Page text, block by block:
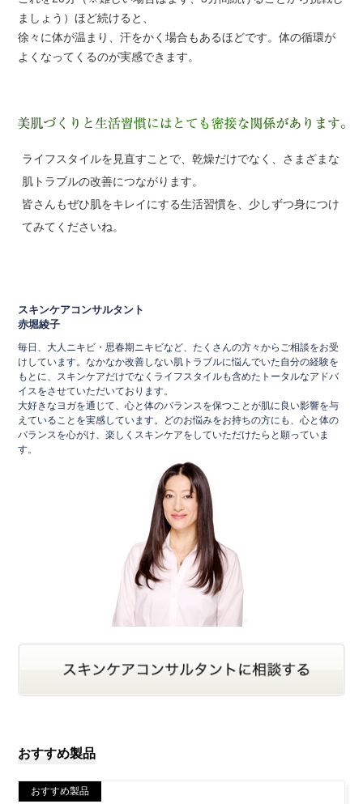
ましょう）ほど続けると、
徐々に体が温まり、汗をかく場合もあるほどです。体の循環が
よくなってくるのが実感できます。
ライフスタイルを見直すことで、乾燥だけでなく、さまざまな
肌トラブルの改善につながります。
皆さんもぜひ肌をキレイにする生活習慣を、少しずつ身につけ
てみてくださいね。
スキンケアコンサルタント
赤堀綾子
毎日、大人ニキビ・思春期ニキビなど、たくさんの方々からご相談をお受
けしています。なかなか改善しない肌トラブルに悩んでいた自分の経験を
もとに、スキンケアだけでなくライフスタイルも含めたトータルなアドバ
イスをさせていただいております。
大好きなヨガを通じて、心と体のバランスを保つことが肌に良い影響を与
えていることを実感しています。どのお悩みをお持ちの方にも、心と体の
バランスを心がけ、楽しくスキンケアをしていただけたらと願っていま
す。
おすすめ製品
おすすめ製品